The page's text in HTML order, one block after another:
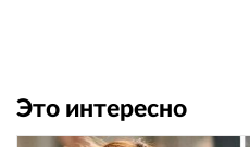
Это интересно